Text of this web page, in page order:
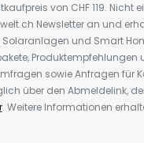
von CHF 119. Nicht
Newsletter an und
Solaranlagen und Smart
sowie Anfragen für
über den Abmeldelink,
. Weitere Informationen